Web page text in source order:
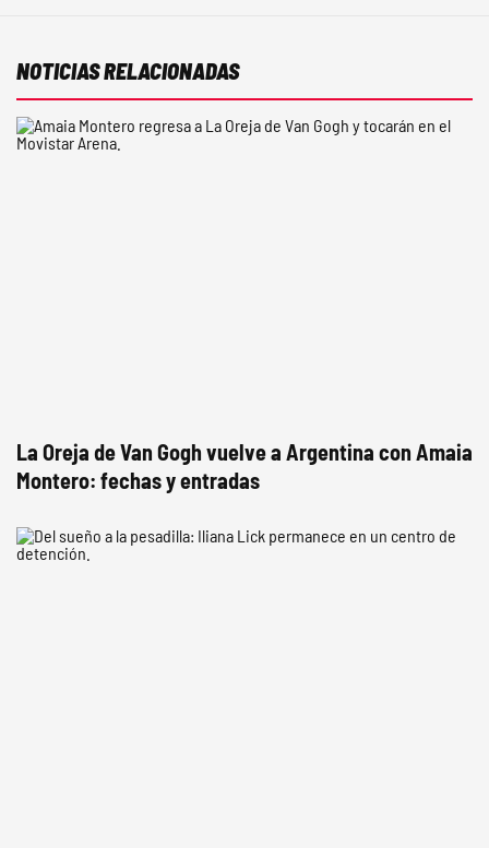
NOTICIAS RELACIONADAS
La Oreja de Van Gogh vuelve a Argentina con Amaia
Montero: fechas y entradas